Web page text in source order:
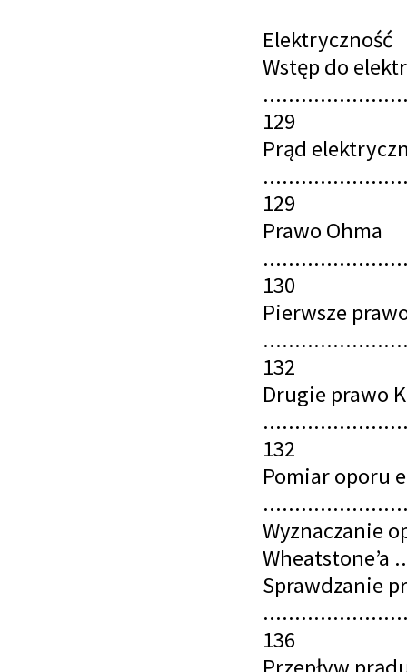
Elektryczność
Wstęp do
129
Prąd
129
Prawo Ohma
130
Pierwsze
132
Drugie prawo
132
Pomiar oporu
Wyznaczanie
Wheatstone’a
Sprawdzanie
136